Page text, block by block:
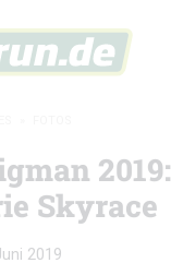
2019:
Skyrace
2019